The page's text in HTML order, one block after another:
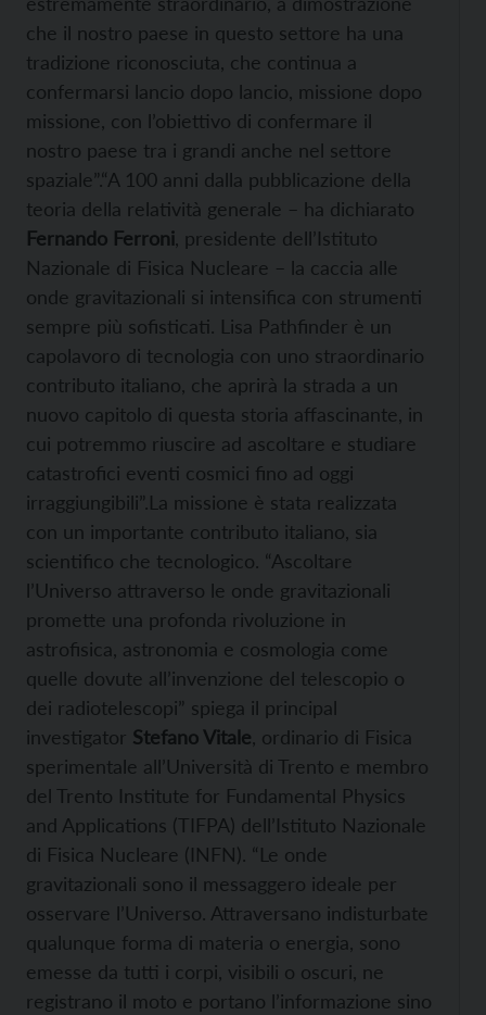
che il nostro paese in questo settore ha una
tradizione riconosciuta, che continua a
confermarsi lancio dopo lancio, missione dopo
missione, con l’obiettivo di confermare il
nostro paese tra i grandi anche nel settore
spaziale”.“A 100 anni dalla pubblicazione della
teoria della relatività generale – ha dichiarato
Fernando Ferroni , presidente dell’Istituto
Nazionale di Fisica Nucleare – la caccia alle
onde gravitazionali si intensifica con strumenti
sempre più sofisticati. Lisa Pathfinder è un
capolavoro di tecnologia con uno straordinario
contributo italiano, che aprirà la strada a un
nuovo capitolo di questa storia affascinante, in
cui potremmo riuscire ad ascoltare e studiare
catastrofici eventi cosmici fino ad oggi
irraggiungibili”.La missione è stata realizzata
con un importante contributo italiano, sia
scientifico che tecnologico. “Ascoltare
l’Universo attraverso le onde gravitazionali
promette una profonda rivoluzione in
astrofisica, astronomia e cosmologia come
quelle dovute all’invenzione del telescopio o
dei radiotelescopi” spiega il principal
investigator Stefano Vitale , ordinario di Fisica
sperimentale all’Università di Trento e membro
del Trento Institute for Fundamental Physics
and Applications (TIFPA) dell’Istituto Nazionale
di Fisica Nucleare (INFN). “Le onde
gravitazionali sono il messaggero ideale per
osservare l’Universo. Attraversano indisturbate
qualunque forma di materia o energia, sono
emesse da tutti i corpi, visibili o oscuri, ne
registrano il moto e portano l’informazione sino